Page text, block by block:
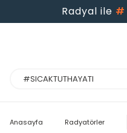
Radyal ile #
Anasayfa Radyatörler